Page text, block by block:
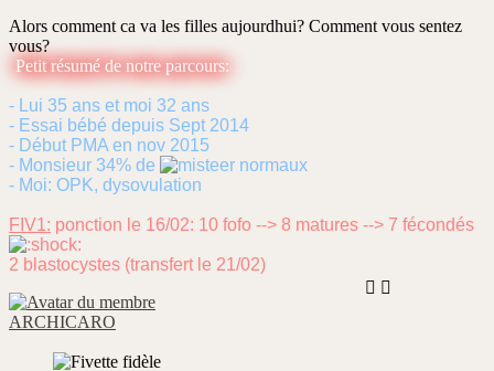
Alors comment ca va les filles aujourdhui? Comment vous sentez
vous?
Petit résumé de notre parcours:
- Lui 35 ans et moi 32 ans
- Essai bébé depuis Sept 2014
- Début PMA en nov 2015
- Monsieur 34% de
normaux
- Moi: OPK, dysovulation
FIV1: ponction le 16/02: 10 fofo --> 8 matures --> 7 fécondés
2 blastocystes (transfert le 21/02)
ARCHICARO